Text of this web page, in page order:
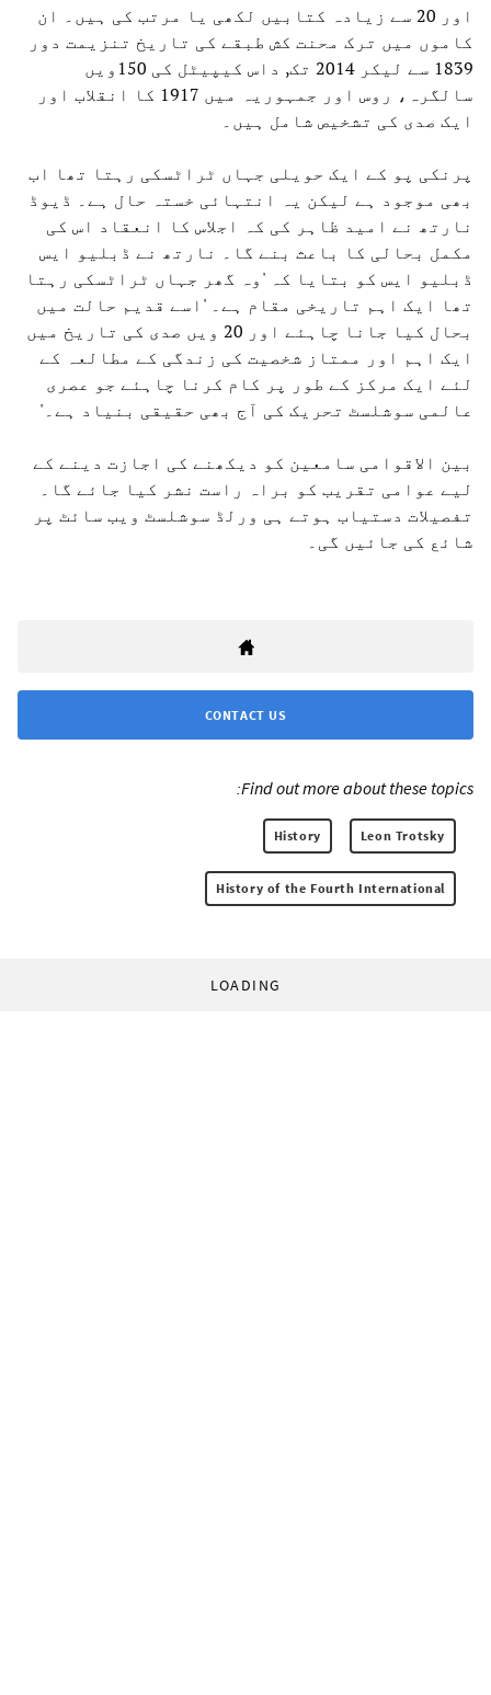
اور 20 سے زیادہ کتابیں لکھی یا مرتب کی ہیں۔ ان
کاموں میں ترک محنت کش طبقے کی تاریخ تنزیمت دور
1839 سے لیکر 2014 تک, داس کیپیٹل کی 150ویں
سالگرہ، روس اور جمہوریہ میں 1917 کا انقلاب اور
ایک صدی کی تشخیص شامل ہیں۔
پرنکی پو کے ایک حویلی جہاں ٹراٹسکی رہتا تھا اب
بھی موجود ہے لیکن یہ انتہائی خستہ حال ہے۔ ڈیوڈ
نارتھ نے امید ظاہر کی کہ اجلاس کا انعقاد اس کی
مکمل بحالی کا باعث بنے گا۔ نارتھ نے ڈبلیو ایس
ڈبلیو ایس کو بتایا کہ 'وہ گھر جہاں ٹراٹسکی رہتا
تھا ایک اہم تاریخی مقام ہے۔ 'اسے قدیم حالت میں
بحال کیا جانا چاہئے اور 20 ویں صدی کی تاریخ میں
ایک اہم اور ممتاز شخصیت کی زندگی کے مطالعہ کے
لئے ایک مرکز کے طور پر کام کرنا چاہئے جو عصری
عالمی سوشلسٹ تحریک کی آج بھی حقیقی بنیاد ہے۔'
بین الاقوامی سامعین کو دیکھنے کی اجازت دینے کے
لیے عوامی تقریب کو براہ راست نشر کیا جائے گا۔
تفصیلات دستیاب ہوتے ہی ورلڈ سوشلسٹ ویب سائٹ پر
شائع کی جائیں گی۔
CONTACT US
Find out more about these topics:
Leon Trotsky
History
History of the Fourth International
LOADING